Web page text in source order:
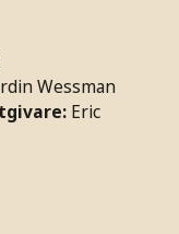
Wessman
Eric